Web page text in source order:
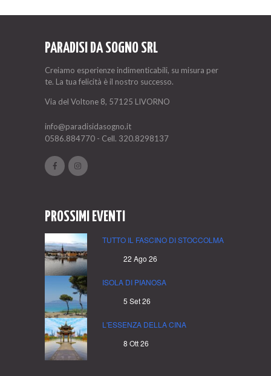
PARADISI DA SOGNO SRL
Creiamo esperienze indimenticabili, su misura per
te. La tua felicità è il nostro successo.
Via del Voltone 8, 57125 LIVORNO
info@paradisidasogno.it
0586.884770 - Cell. 320.8298137
PROSSIMI EVENTI
TUTTO IL FASCINO DI STOCCOLMA
22 Ago 26
ISOLA DI PIANOSA
5 Set 26
L'ESSENZA DELLA CINA
8 Ott 26